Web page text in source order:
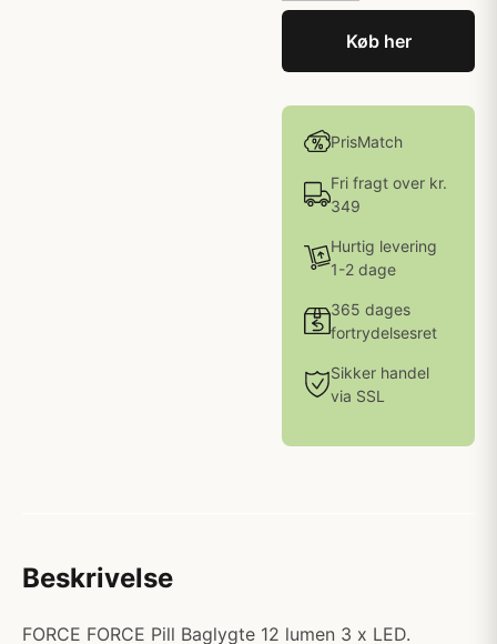
Køb her
PrisMatch
Fri fragt over kr.
349
Hurtig levering
1-2 dage
365 dages
fortrydelsesret
Sikker handel
via SSL
Beskrivelse
FORCE FORCE Pill Baglygte 12 lumen 3 x LED.